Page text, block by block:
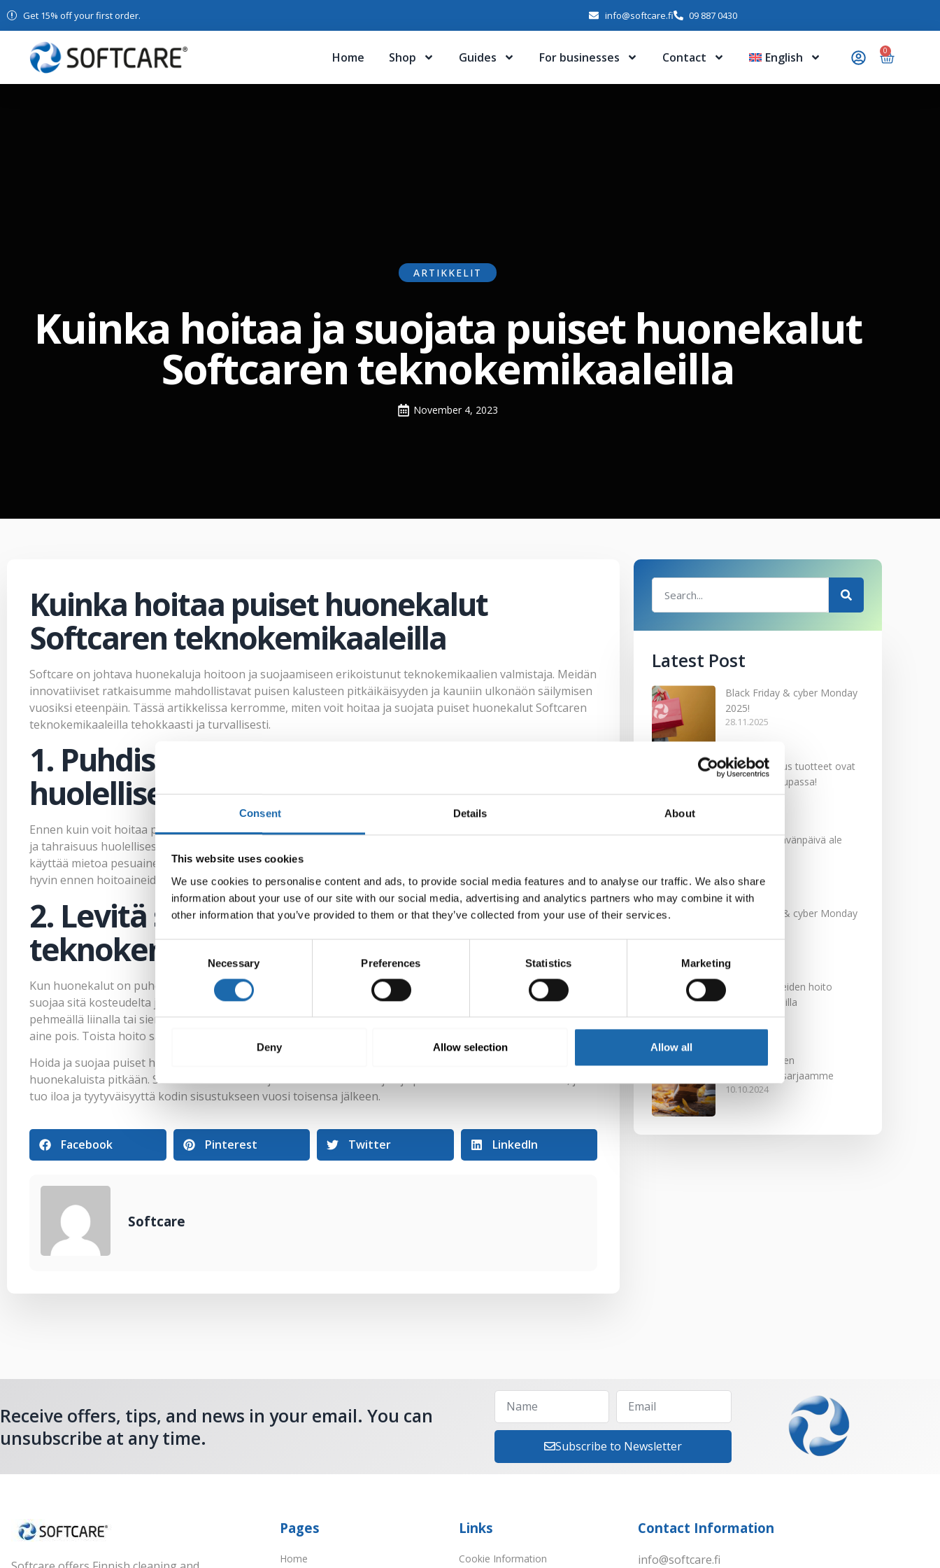
Consent Details About
This website uses cookies
We use cookies to personalise content and ads, to provide social media features and to analyse our traffic. We also share
information about your use of our site with our social media, advertising and analytics partners who may combine it with
other information that you’ve provided to them or that they’ve collected from your use of their services.
Consent
Necessary Preferences Statistics Marketing
Deny Allow selection Allow all
Get 15% off your first order. info@softcare.fi 09 887 0430
Home Shop Guides For businesses Contact English 0
ARTIKKELIT
Kuinka hoitaa ja suojata puiset huonekalut
Softcaren teknokemikaaleilla
November 4, 2023
Kuinka hoitaa puiset huonekalut
Softcaren teknokemikaaleilla
Softcare on johtava huonekaluja hoitoon ja suojaamiseen erikoistunut teknokemikaalien valmistaja. Meidän
innovatiiviset ratkaisumme mahdollistavat puisen kalusteen pitkäikäisyyden ja kauniin ulkonäön säilymisen
vuosiksi eteenpäin. Tässä artikkelissa kerromme, miten voit hoitaa ja suojata puiset huonekalut Softcaren
teknokemikaaleilla tehokkaasti ja turvallisesti.
1. Puhdista ja valmista huonekalut
huolellisesti
Ennen kuin voit hoitaa puisia huonekalujasi, on tärkeää puhdistaa ne perusteellisesti. Poista kaikki pöly, lika
ja tahraisuus huolellisesti kostealla liinalla tai pehmeällä harjalla. Jos huonekaluissa on rasvatahroja, voit
käyttää mietoa pesuainetta niiden poistamiseen. Kun puhdistus on suoritettu, anna huonekalujen kuivua
hyvin ennen hoitoaineiden levittämistä.
2. Levitä sopiva Softcaren
teknokemikaali puuhuonekaluihin
Kun huonekalut on puhdistettu, on aika levittää sopiva Softcaren puuöljyä. Tämä tuote ravitsee puuta,
suojaa sitä kosteudelta ja tekee siitä kauniin kiiltävän. Levitä hoitoainetta puun pinnalle tasaisesti
pehmeällä liinalla tai sienellä. Anna hoitoaineen imeytyä puuhun ohjeiden mukaisesti ja pyyhi ylimääräinen
aine pois. Toista hoito säännöllisesti puun parhaan mahdollisen suojan ylläpitämiseksi.
Hoida ja suojaa puiset huonekalusi Softcaren teknokemikaaleilla ja nauti kauniista ja kestävistä
huonekaluista pitkään. Softcaren tuotteet tarjoavat tehokkaan suojan ja pitkäkestoisen hoitotuloksen, joka
tuo iloa ja tyytyväisyyttä kodin sisustukseen vuosi toisensa jälkeen.
Facebook Pinterest Twitter LinkedIn
Softcare
Latest Post
Black Friday & cyber Monday
2025!
28.11.2025
Kevään uutuus tuotteet ovat
nyt verkkokaupassa!
10.03.2025
Softcare Ystävänpäivä ale
Black Friday & cyber Monday
29.11.2024
Nahkakalusteiden hoito
Softcare aineilla
30.10.2024
Tutustu uuteen
kengänhoitosarjaamme
10.10.2024
Receive offers, tips, and news in your email. You can
unsubscribe at any time.
Subscribe to Newsletter
Pages
Home
Links
Cookie Information
Contact Information
info@softcare.fi